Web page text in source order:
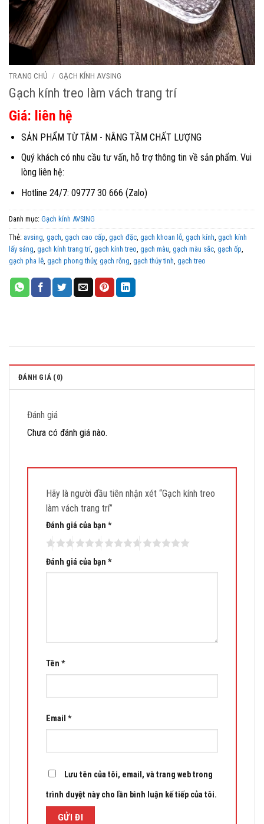
TRANG CHỦ / GẠCH KÍNH AVSING
Gạch kính treo làm vách trang trí
Giá: liên hệ
SẢN PHẨM TỪ TÂM - NÂNG TẦM CHẤT LƯỢNG
Quý khách có nhu cầu tư vấn, hỗ trợ thông tin về sản phẩm. Vui
lòng liên hệ:
Hotline 24/7: 09777 30 666 (Zalo)
Danh mục: Gạch kính AVSING
Thẻ: avsing gạch gạch cao cấp gạch đặc gạch khoan lỗ gạch kính gạch kính
lấy sáng gạch kính trang trí gạch kính treo gạch màu gạch màu sắc gạch ốp
gạch pha lê gạch phong thủy, gạch rỗng gạch thủy tinh gạch treo
ĐÁNH GIÁ (0)
Đánh giá
Chưa có đánh giá nào.
Hãy là người đầu tiên nhận xét “Gạch kính treo
làm vách trang trí”
Đánh giá của bạn *
Đánh giá của bạn *
Tên *
Email *
Lưu tên của tôi, email, và trang web trong
trình duyệt này cho lần bình luận kế tiếp của tôi.